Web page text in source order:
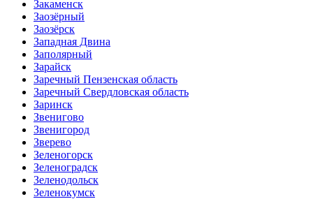
Закаменск
Заозёрный
Заозёрск
Западная Двина
Заполярный
Зарайск
Заречный Пензенская область
Заречный Свердловская область
Заринск
Звенигово
Звенигород
Зверево
Зеленогорск
Зеленоградск
Зеленодольск
Зеленокумск